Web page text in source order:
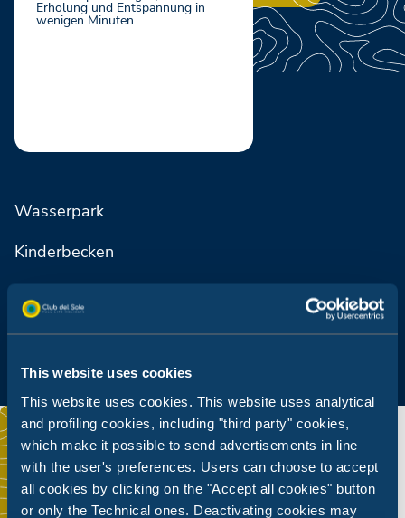
This website uses cookies
This website uses cookies. This website uses analytical
and profiling cookies, including "third party" cookies,
which make it possible to send advertisements in line
with the user's preferences. Users can choose to accept
all cookies by clicking on the "Accept all cookies" button
or only the Technical ones. Deactivating cookies may
Erholung und Entspannung in
wenigen Minuten.
Wasserpark
Kinderbecken